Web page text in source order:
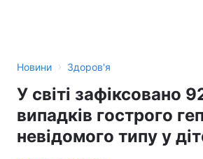
Новини › Здоров'я
У світі зафіксовано
випадків гострого
невідомого типу у